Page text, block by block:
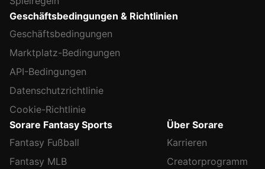
Geschäftsbedingungen & Richtlinien
Geschäftsbedingungen
Marktplatz-Bedingungen
API-Bedingungen
Datenschutzrichtlinie
Cookie-Richtlinie
Sorare Fantasy Sports
Fantasy Fußball
Fantasy MLB
Über Sorare
Karrieren
Creatorprogramm